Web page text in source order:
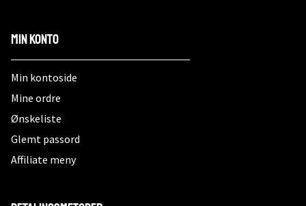
Min konto
Min kontoside
Mine ordre
Ønskeliste
Glemt passord
Affiliate meny